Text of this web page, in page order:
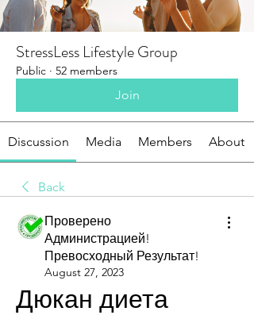
StressLess Lifestyle Group
Public · 52 members
Join
Discussion Media Members About
Back
Проверено
Администрацией!
Превосходный Результат!
August 27, 2023
Дюкан диета